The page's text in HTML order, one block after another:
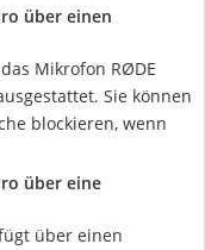
über einen
Mikrofon RØDE
Sie können
blockieren, wenn
über eine
über einen